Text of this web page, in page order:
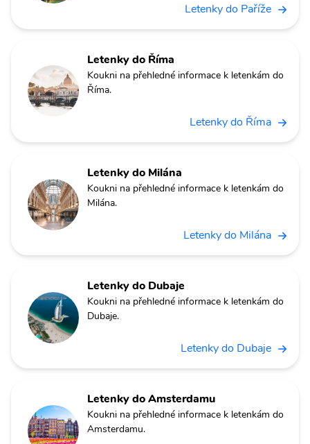
Letenky do Paříže
Letenky do Říma
Koukni na přehledné informace k letenkám do
Říma.
Letenky do Říma
Letenky do Milána
Koukni na přehledné informace k letenkám do
Milána.
Letenky do Milána
Letenky do Dubaje
Koukni na přehledné informace k letenkám do
Dubaje.
Letenky do Dubaje
Letenky do Amsterdamu
Koukni na přehledné informace k letenkám do
Amsterdamu.